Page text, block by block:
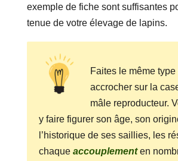
exemple de fiche sont suffisantes
tenue de votre élevage de lapins.
Faites le même
accrocher sur la
mâle reproducteur.
y faire figurer son âge, son
l’historique de ses saillies, les
chaque accouplementen